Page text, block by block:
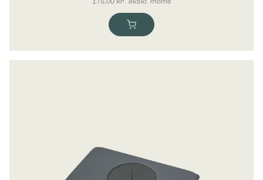
175,00 kr. ekskl. moms